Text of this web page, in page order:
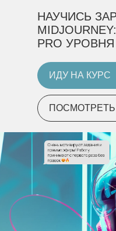
НАУЧИСЬ
PRO УРОВНЯ
ИДУ НА КУРС